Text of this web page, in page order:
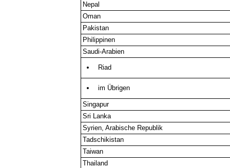
Nepal
Oman
Pakistan
Philippinen
Saudi-Arabien
Riad
im Übrigen
Singapur
Sri Lanka
Syrien, Arabische Republik
Tadschikistan
Taiwan
Thailand